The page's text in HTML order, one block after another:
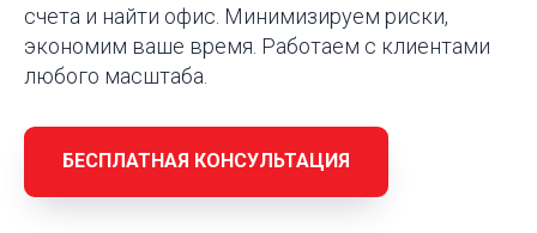
счета и найти офис. Минимизируем риски,
экономим ваше время. Работаем с клиентами
любого масштаба.
БЕСПЛАТНАЯ КОНСУЛЬТАЦИЯ